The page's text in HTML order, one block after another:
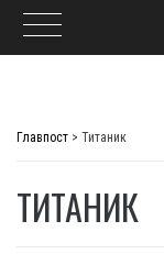
Главпост > Титаник
ТИТАНИК